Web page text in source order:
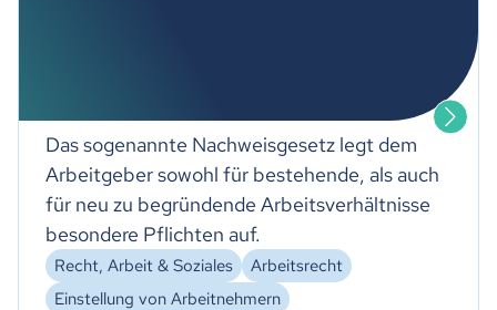
Das sogenannte Nachweisgesetz legt dem
Arbeitgeber sowohl für bestehende, als auch
für neu zu begründende Arbeitsverhältnisse
besondere Pflichten auf.
Recht, Arbeit & Soziales
Arbeitsrecht
Einstellung von Arbeitnehmern